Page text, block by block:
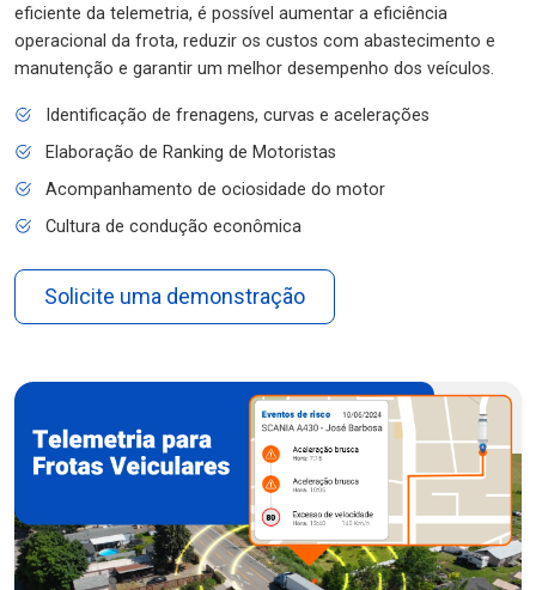
eficiente da telemetria, é possível aumentar a eficiência
operacional da frota, reduzir os custos com abastecimento e
manutenção e garantir um melhor desempenho dos veículos.
Identificação de frenagens, curvas e acelerações
Elaboração de Ranking de Motoristas
Acompanhamento de ociosidade do motor
Cultura de condução econômica
Solicite uma demonstração